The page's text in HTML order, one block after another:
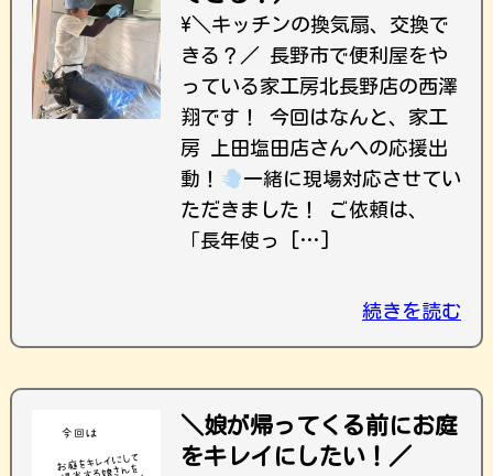
\＼キッチンの換気扇、交換で
きる？／ 長野市で便利屋をや
っている家工房北長野店の西澤
翔です！ 今回はなんと、家工
房 上田塩田店さんへの応援出
動！
一緒に現場対応させてい
ただきました！ ご依頼は、
「長年使っ […]
続きを読む
＼娘が帰ってくる前にお庭
をキレイにしたい！／